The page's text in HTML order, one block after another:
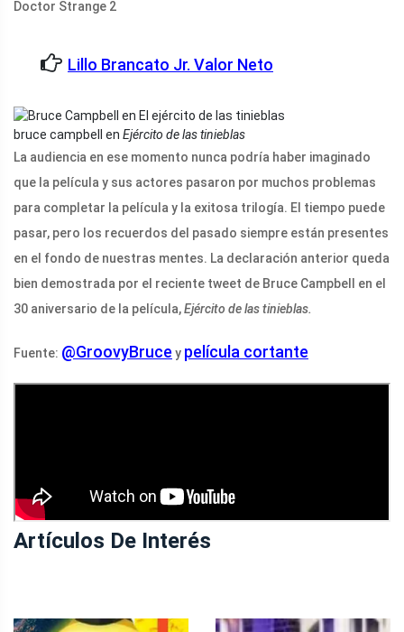
Doctor Strange 2
Lillo Brancato Jr. Valor Neto
bruce campbell en Ejército de las tinieblas
La audiencia en ese momento nunca podría haber imaginado
que la película y sus actores pasaron por muchos problemas
para completar la película y la exitosa trilogía. El tiempo puede
pasar, pero los recuerdos del pasado siempre están presentes
en el fondo de nuestras mentes. La declaración anterior queda
bien demostrada por el reciente tweet de Bruce Campbell en el
30 aniversario de la película,Ejército de las tinieblas.
Fuente: @GroovyBrucey película cortante
Artículos De Interés